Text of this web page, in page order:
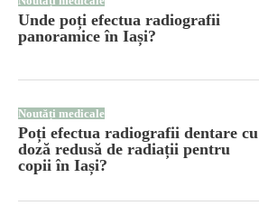
Unde poți efectua radiografii
panoramice în Iași?
Noutăți medicale
Poți efectua radiografii dentare cu
doză redusă de radiații pentru
copii în Iași?